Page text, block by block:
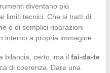
diventano più
limiti tecnici. Che si tratti di
o di semplici riparazioni
interno a propria immagine.
bilancia, certo, ma il fai-da-te
di coerenza. Dare una